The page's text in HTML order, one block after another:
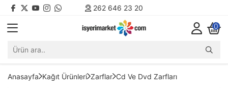
262 646 23 20
0
Anasayfa Kağıt Ürünleri Zarflar Cd Ve Dvd Zarfları